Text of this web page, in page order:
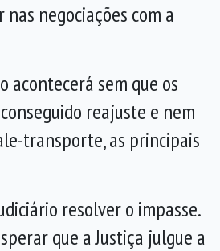
negociações com a
acontecerá sem que os
reajuste e nem
transporte, as principais
resolver o impasse.
que a Justiça julgue a